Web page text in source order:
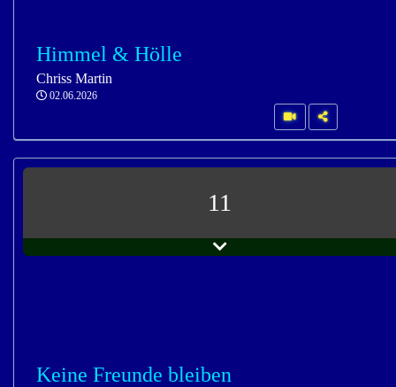
Himmel & Hölle
Chriss Martin
02.06.2026
11
Keine Freunde bleiben